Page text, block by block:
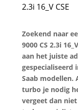
2.3i 16_V CSE
Zoekend naar
9000 CS 2.3i
aan het juiste
gespecialiseerd
Saab modellen.
turbo je nodig
vergeet dan